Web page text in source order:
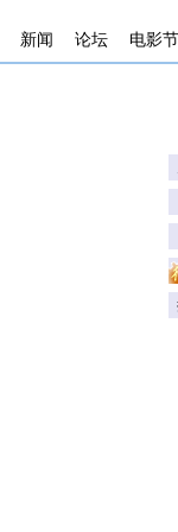
新闻 论坛 电影节